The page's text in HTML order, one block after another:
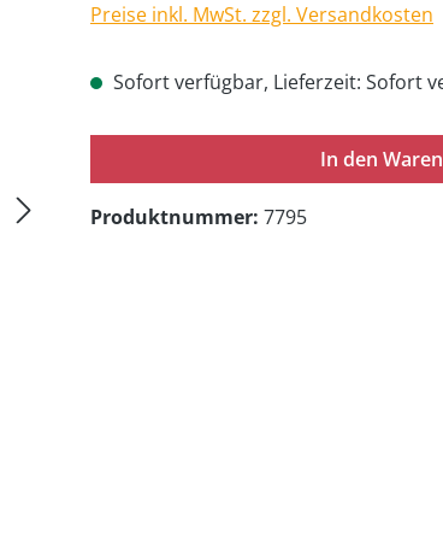
Preise inkl. MwSt. zzgl. Versandkosten
Sofort verfügbar, Lieferzeit: Sofort
In den
Produktnummer: 7795